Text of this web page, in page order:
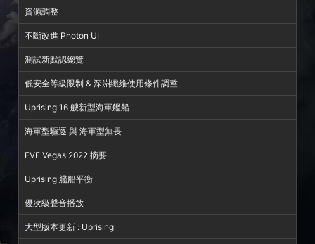
資源調整
不斷改進 Photon UI
測試新默認總覽
低安全等級限制 & 深淵纖維使用條件調整
Uprising 16 艘新型海軍艦船
海軍型驅逐 與 海軍型無畏
EVE Vegas 2022 摘要
Uprising 艦船平衡
優次級聲音播放
大型版本更新 : Uprising